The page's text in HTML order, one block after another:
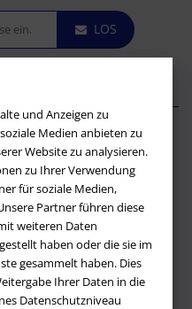
und Anzeigen zu
Medien anbieten zu
Website zu analysieren.
zu Ihrer Verwendung
für soziale Medien,
Partner führen diese
weiteren Daten
haben oder die sie im
gesammelt haben. Dies
Ihrer Daten in die
Datenschutzniveau
LOS